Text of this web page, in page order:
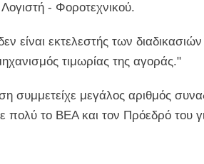
- Φοροτεχνικού.
είναι εκτελεστής των
τιμωρίας της αγοράς."
συμμετείχε μεγάλος αριθμός
πολύ το ΒΕΑ και τον Πρόεδρό του